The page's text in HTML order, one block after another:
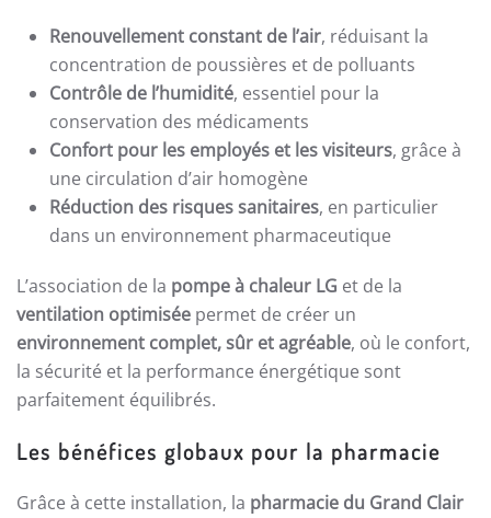
Renouvellement constant de l’air, réduisant la
concentration de poussières et de polluants
Contrôle de l’humidité, essentiel pour la
conservation des médicaments
Confort pour les employés et les visiteurs, grâce à
une circulation d’air homogène
Réduction des risques sanitaires, en particulier
dans un environnement pharmaceutique
L’association de la pompe à chaleur LG et de la
ventilation optimisée permet de créer un
environnement complet, sûr et agréable, où le confort,
la sécurité et la performance énergétique sont
parfaitement équilibrés.
Les bénéfices globaux pour la pharmacie
Grâce à cette installation, la pharmacie du Grand Clair